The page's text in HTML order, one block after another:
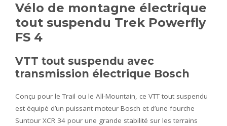
Vélo de montagne électrique
tout suspendu Trek Powerfly
FS 4
VTT tout suspendu avec
transmission électrique Bosch
Conçu pour le Trail ou le All-Mountain, ce VTT tout suspendu
est équipé d’un puissant moteur Bosch et d’une fourche
Suntour XCR 34 pour une grande stabilité sur les terrains